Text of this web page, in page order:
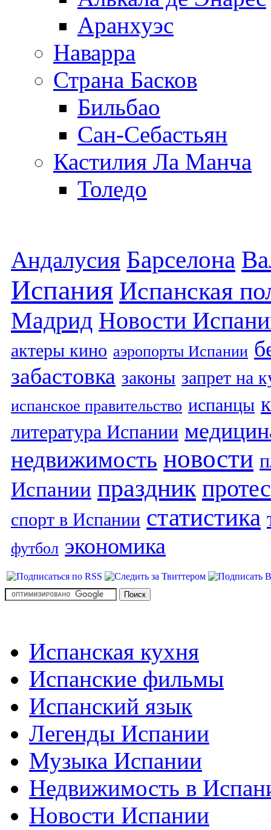
Аранхуэс
Наварра
Страна Басков
Бильбао
Сан-Себастьян
Кастилия Ла Манча
Толедо
Андалусия Барселона
Испания Испанская
Мадрид Новости
актеры кино аэропорты Испании
забастовка законы запрет на
испанское правительство испанцы
литература Испании
недвижимость новости
Испании праздник
спорт в Испании статистика
футбол экономика
Испанская кухня
Испанские фильмы
Испанский язык
Легенды Испании
Музыка Испании
Недвижимость в
Новости Испании